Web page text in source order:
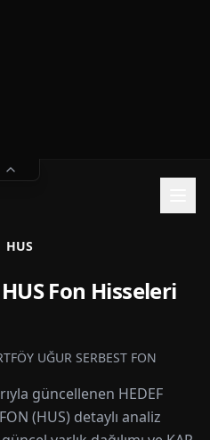
HUS
HUSFon Hisseleri
UĞUR SERBEST FON
güncellenen HEDEF
(HUS) detaylı analiz